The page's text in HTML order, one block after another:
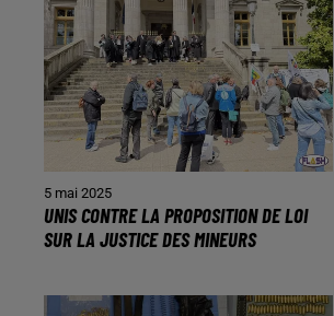
5 mai 2025
UNIS CONTRE LA PROPOSITION DE LOI
SUR LA JUSTICE DES MINEURS